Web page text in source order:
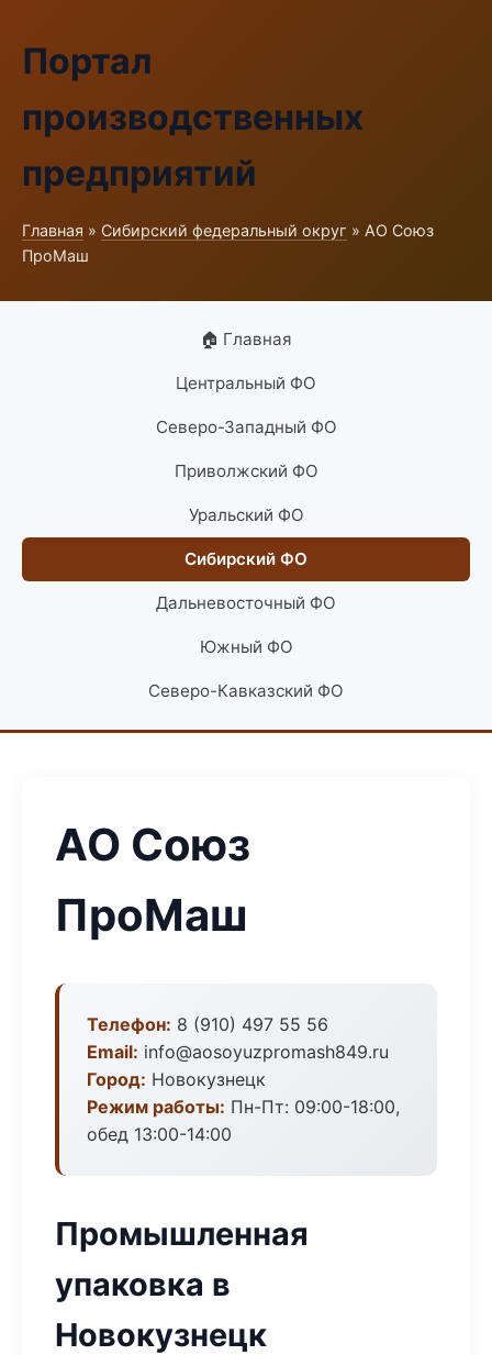
Портал
производственных
предприятий
Главная » Сибирский федеральный округ » АО Союз
ПроМаш
🏠 Главная
Центральный ФО
Северо-Западный ФО
Приволжский ФО
Уральский ФО
Сибирский ФО
Дальневосточный ФО
Южный ФО
Северо-Кавказский ФО
АО Союз
ПроМаш
Телефон: 8 (910) 497 55 56
Email: info@aosoyuzpromash849.ru
Город: Новокузнецк
Режим работы: Пн-Пт: 09:00-18:00,
обед 13:00-14:00
Промышленная
упаковка в
Новокузнецк